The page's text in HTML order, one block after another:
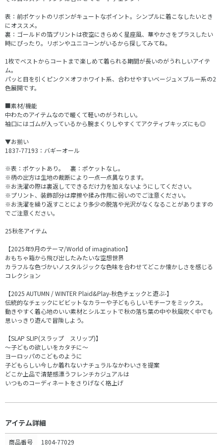
表：前ポケットのリボンがキュートなポイント。シンプルに着こなしたいとき
にオススメ。
裏：ゴールドの箔プリントは夜空にきらめく星座風、華やかさをプラスしたい
時にぴったり。リボンやユニコーンがいるから探してみてね。
1枚でベストからコートまで楽しめて着られる期間が長いのがうれしいアイテ
ム。
パッと目を引くピンク×オフホワイト系、合わせやすいベージュ×ブルー系の2
色展開です。
■素材/機能
中わたのアイテムなので暖くて軽いのがうれしい。
袖口にはゴムが入っているから腕まくりしやすくてアクティブキッズにも◎
▼お揃い
1837-77193：バギーオール
※表：ポケットあり。 裏：ポケットなし。
※柄の出方は生地の裁断により一点一点異なります。
※お洗濯の際は裏返してできるだけ力を加えないようにしてください。
※プリント、装飾部分は摩擦や揉み作用に弱いのでご注意ください。
※お洗濯を繰り返すことにより多少の脱落や光沢がなくなることがありますの
でご注意ください。
25秋冬アイテム
【2025年9月のテーマ/World of imagination】
おもちゃ箱から飛び出したみたいな空想世界
カラフルな色づかいノスタルジックな色味を合わせてどこか懐かしさを感じる
コレクション
【2025 AUTUMN / WINTER Plaid&Play-秋色チェックと遊ぶ-】
伝統的なチェックにビビットなカラーや子どもらしいモチーフをミックス。
動きやすく着心地のいい素材とシルエットで秋の落ち葉の中や秋風吹く中でも
思いっきり遊んで冒険しよう。
【SLAP SLIP(スラップ スリップ)】
～子どもの欲しいをカタチに～
ヨーロッパのこどものように
子どもらしい今しか着れないナチュラルなかわいさを提案
どこか上品で清楚感漂うフレンチカジュアルは
いつものコーディネートをさりげなく格上げ
アイテム詳細
商品番号 1804-77029